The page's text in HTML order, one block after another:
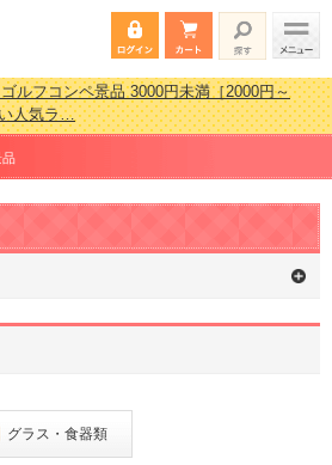
ルフコンペ景品 3000円未満［2000円～
人気ラ…
ンゴゲーム景品おすすめ金額別人気ランキ
ルフコンペ景品 3000円未満［2000円～
人気ラ…
品
グラス・食器類